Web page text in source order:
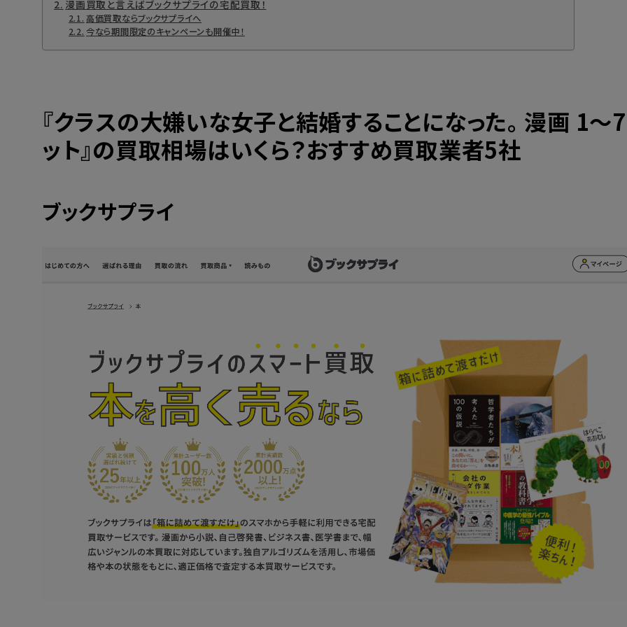
漫画買取と言えばブックサプライの宅配買取！
高価買取ならブックサプライへ
今なら期間限定のキャンペーンも開催中！
『クラスの大嫌いな女子と結婚することになった。 漫画 1～
ット』の買取相場はいくら？おすすめ買取業者5社
ブックサプライ